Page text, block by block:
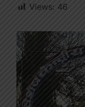
Views: 46